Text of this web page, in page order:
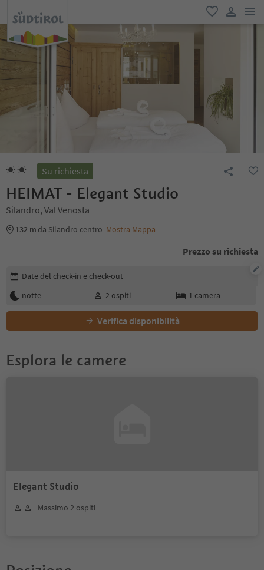
favoriti
user link
Su richiesta
HEIMAT - Elegant Studio
Silandro, Val Venosta
132 m da Silandro centro Mostra Mappa
Prezzo su richiesta
Modifica i dettagli della prenotazione
Date del check-in e check-out
notte
2 ospiti 1 camera
Verifica disponibilità
Esplora le camere
Elegant Studio
Massimo 2 ospiti